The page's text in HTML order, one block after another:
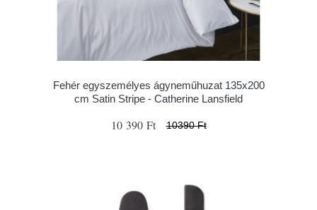
Fehér egyszemélyes ágyneműhuzat 135x200
cm Satin Stripe - Catherine Lansfield
10 390 Ft 10390 Ft